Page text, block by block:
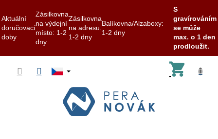
Aktuální
doručovací
doby
Zásilkovna
na výdejní
místo: 1-2
dny
Zásilkovna
na adresu:
1-2 dny
Balíkovna/Alzaboxy:
1-2 dny
S
gravírováním
se může
max. o 1 den
prodloužit.